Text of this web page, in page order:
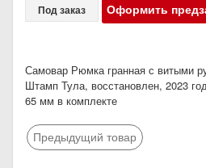
Под заказ Оформить
Самовар Рюмка гранная с витыми
Штамп Тула, восстановлен, 2023
65 мм в комплекте
Предыдущий товар